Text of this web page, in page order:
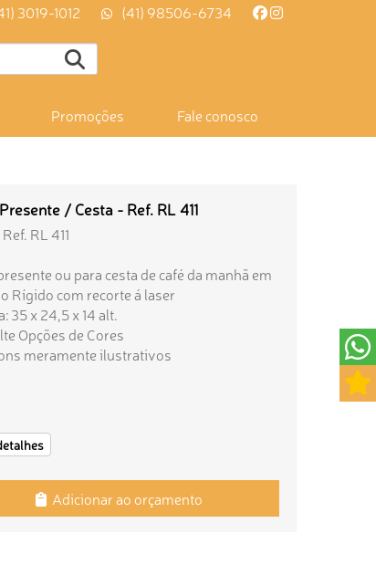
3019-1012 (41) 98506-6734
Promoções Fale conosco
/ Cesta - Ref. RL 411
Ref. RL 411
ou para cesta de café da manhã em
Rígido com recorte á laser
35 x 24,5 x 14 alt.
Opções de Cores
meramente ilustrativos
Adicionar ao orçamento